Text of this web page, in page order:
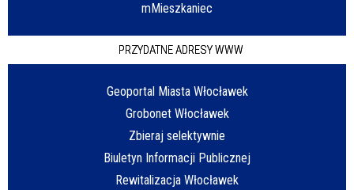
mMieszkaniec
PRZYDATNE ADRESY WWW
Geoportal Miasta Włocławek
Grobonet Włocławek
Zbieraj selektywnie
Biuletyn Informacji Publicznej
Rewitalizacja Włocławek